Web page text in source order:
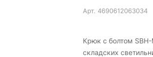
Арт. 4690612063034
Крюк с болтом SBH-
складских